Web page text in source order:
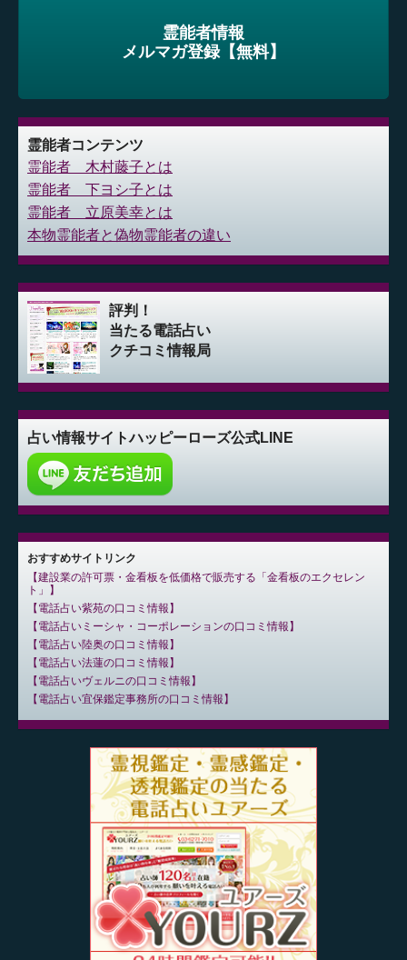
霊能者情報
メルマガ登録【無料】
霊能者コンテンツ
霊能者 木村藤子とは
霊能者 下ヨシ子とは
霊能者 立原美幸とは
本物霊能者と偽物霊能者の違い
評判！
当たる電話占い
クチコミ情報局
占い情報サイトハッピーローズ公式LINE
おすすめサイトリンク
建設業の許可票・金看板を低価格で販売する「金看板のエクセレン
ト」
電話占い紫苑の口コミ情報
電話占いミーシャ・コーポレーションの口コミ情報
電話占い陸奥の口コミ情報
電話占い法蓮の口コミ情報
電話占いヴェルニの口コミ情報
電話占い宜保鑑定事務所の口コミ情報